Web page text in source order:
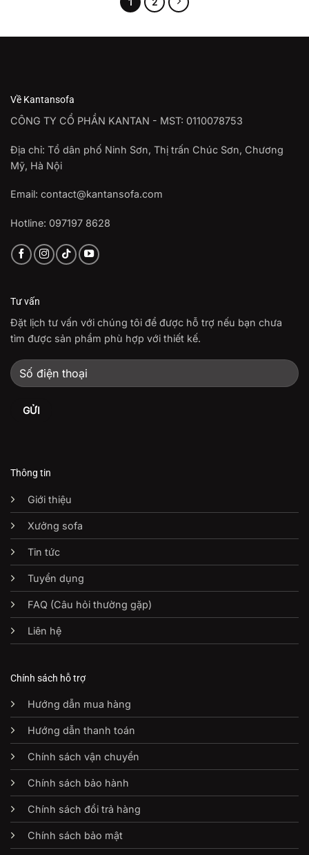
Về Kantansofa
CÔNG TY CỔ PHẦN KANTAN - MST: 0110078753
Địa chỉ: Tổ dân phố Ninh Sơn, Thị trấn Chúc Sơn, Chương
Mỹ, Hà Nội
Email: contact@kantansofa.com
Hotline: 097197 8628
Thông tin
Giới thiệu
Xưởng sofa
Tin tức
Tuyển dụng
FAQ (Câu hỏi thường gặp)
Liên hệ
Chính sách hỗ trợ
Hướng dẫn mua hàng
Hướng dẫn thanh toán
Chính sách vận chuyển
Chính sách bảo hành
Chính sách đổi trả hàng
Chính sách bảo mật
Tư vấn
Đặt lịch tư vấn với chúng tôi để được hỗ trợ nếu bạn chưa
tìm được sản phẩm phù hợp với thiết kế.